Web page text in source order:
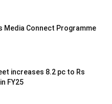
Media Connect Programme
increases 8.2 pc to Rs
FY25